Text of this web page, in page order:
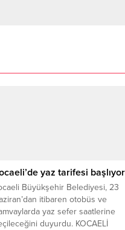
yaz tarifesi başlıyor
Büyükşehir Belediyesi, 23
itibaren otobüs ve
yaz sefer saatlerine
duyurdu. KOCAELİ